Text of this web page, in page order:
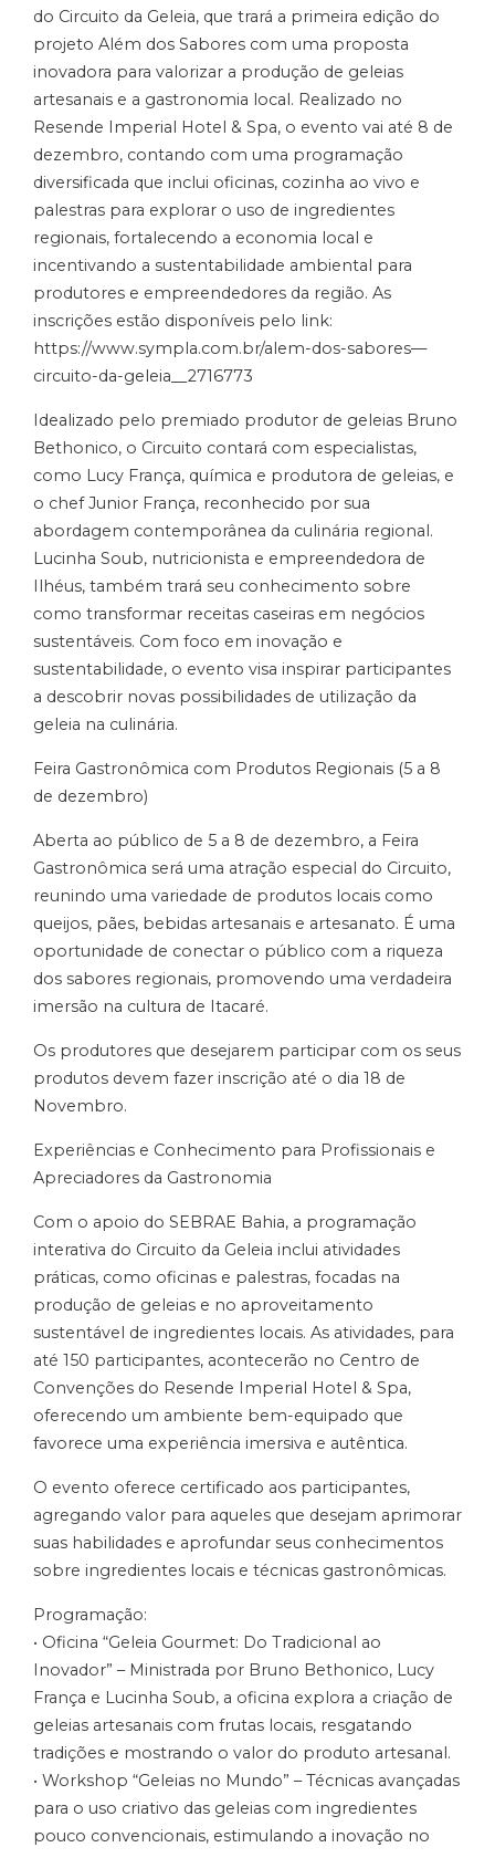
do Circuito da Geleia, que trará a primeira edição do
projeto Além dos Sabores com uma proposta
inovadora para valorizar a produção de geleias
artesanais e a gastronomia local. Realizado no
Resende Imperial Hotel & Spa, o evento vai até 8 de
dezembro, contando com uma programação
diversificada que inclui oficinas, cozinha ao vivo e
palestras para explorar o uso de ingredientes
regionais, fortalecendo a economia local e
incentivando a sustentabilidade ambiental para
produtores e empreendedores da região. As
inscrições estão disponíveis pelo link:
https://www.sympla.com.br/alem-dos-sabores—
circuito-da-geleia__2716773
Idealizado pelo premiado produtor de geleias Bruno
Bethonico, o Circuito contará com especialistas,
como Lucy França, química e produtora de geleias, e
o chef Junior França, reconhecido por sua
abordagem contemporânea da culinária regional.
Lucinha Soub, nutricionista e empreendedora de
Ilhéus, também trará seu conhecimento sobre
como transformar receitas caseiras em negócios
sustentáveis. Com foco em inovação e
sustentabilidade, o evento visa inspirar participantes
a descobrir novas possibilidades de utilização da
geleia na culinária.
Feira Gastronômica com Produtos Regionais (5 a 8
de dezembro)
Aberta ao público de 5 a 8 de dezembro, a Feira
Gastronômica será uma atração especial do Circuito,
reunindo uma variedade de produtos locais como
queijos, pães, bebidas artesanais e artesanato. É uma
oportunidade de conectar o público com a riqueza
dos sabores regionais, promovendo uma verdadeira
imersão na cultura de Itacaré.
Os produtores que desejarem participar com os seus
produtos devem fazer inscrição até o dia 18 de
Novembro.
Experiências e Conhecimento para Profissionais e
Apreciadores da Gastronomia
Com o apoio do SEBRAE Bahia, a programação
interativa do Circuito da Geleia inclui atividades
práticas, como oficinas e palestras, focadas na
produção de geleias e no aproveitamento
sustentável de ingredientes locais. As atividades, para
até 150 participantes, acontecerão no Centro de
Convenções do Resende Imperial Hotel & Spa,
oferecendo um ambiente bem-equipado que
favorece uma experiência imersiva e autêntica.
O evento oferece certificado aos participantes,
agregando valor para aqueles que desejam aprimorar
suas habilidades e aprofundar seus conhecimentos
sobre ingredientes locais e técnicas gastronômicas.
Programação:
• Oficina “Geleia Gourmet: Do Tradicional ao
Inovador” – Ministrada por Bruno Bethonico, Lucy
França e Lucinha Soub, a oficina explora a criação de
geleias artesanais com frutas locais, resgatando
tradições e mostrando o valor do produto artesanal.
• Workshop “Geleias no Mundo” – Técnicas avançadas
para o uso criativo das geleias com ingredientes
pouco convencionais, estimulando a inovação no